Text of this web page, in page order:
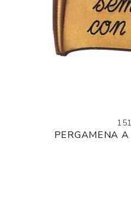
PERGAMENA